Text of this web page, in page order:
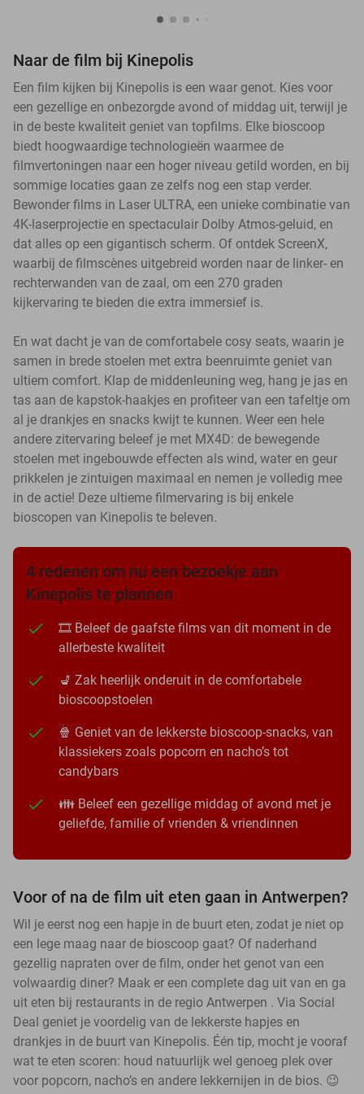
Naar de film bij Kinepolis
Een film kijken bij Kinepolis is een waar genot. Kies voor
een gezellige en onbezorgde avond of middag uit, terwijl je
in de beste kwaliteit geniet van topfilms. Elke bioscoop
biedt hoogwaardige technologieën waarmee de
filmvertoningen naar een hoger niveau getild worden, en bij
sommige locaties gaan ze zelfs nog een stap verder.
Bewonder films in Laser ULTRA, een unieke combinatie van
4K-laserprojectie en spectaculair Dolby Atmos-geluid, en
dat alles op een gigantisch scherm. Of ontdek ScreenX,
waarbij de filmscènes uitgebreid worden naar de linker- en
rechterwanden van de zaal, om een 270 graden
kijkervaring te bieden die extra immersief is.
En wat dacht je van de comfortabele cosy seats, waarin je
samen in brede stoelen met extra beenruimte geniet van
ultiem comfort. Klap de middenleuning weg, hang je jas en
tas aan de kapstok-haakjes en profiteer van een tafeltje om
al je drankjes en snacks kwijt te kunnen. Weer een hele
andere zitervaring beleef je met MX4D: de bewegende
stoelen met ingebouwde effecten als wind, water en geur
prikkelen je zintuigen maximaal en nemen je volledig mee
in de actie! Deze ultieme filmervaring is bij enkele
bioscopen van Kinepolis te beleven.
4 redenen om nu een bezoekje aan
Kinepolis te plannen
🎞️ Beleef de gaafste films van dit moment in de
allerbeste kwaliteit
💺 Zak heerlijk onderuit in de comfortabele
bioscoopstoelen
🍿 Geniet van de lekkerste bioscoop-snacks, van
klassiekers zoals popcorn en nacho’s tot
candybars
👪 Beleef een gezellige middag of avond met je
geliefde, familie of vrienden & vriendinnen
Voor of na de film uit eten gaan in Antwerpen?
Wil je eerst nog een hapje in de buurt eten, zodat je niet op
een lege maag naar de bioscoop gaat? Of naderhand
gezellig napraten over de film, onder het genot van een
volwaardig diner? Maak er een complete dag uit van en ga
uit eten bij restaurants in de regio Antwerpen . Via Social
Deal geniet je voordelig van de lekkerste hapjes en
drankjes in de buurt van Kinepolis. Één tip, mocht je vooraf
wat te eten scoren: houd natuurlijk wel genoeg plek over
voor popcorn, nacho’s en andere lekkernijen in de bios. 😉